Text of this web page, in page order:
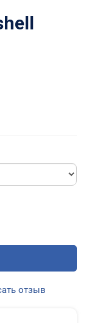
отзыв